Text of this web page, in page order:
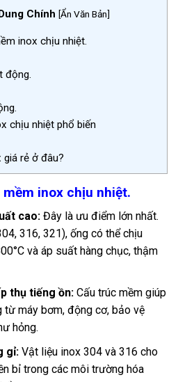
Chính [Ẩn Văn Bản]
inox chịu nhiệt.
động.
chịu nhiệt phổ biến
rẻ ở đâu?
inox chịu nhiệt.
cao:Đây là ưu điểm lớn nhất.
316, 321), ống có thể chịu
và áp suất hàng chục, thậm
thụ tiếng ồn:Cấu trúc mềm giúp
máy bơm, động cơ, bảo vệ
hỏng.
gỉ:Vật liệu inox 304 và 316 cho
bỉ trong các môi trường hóa